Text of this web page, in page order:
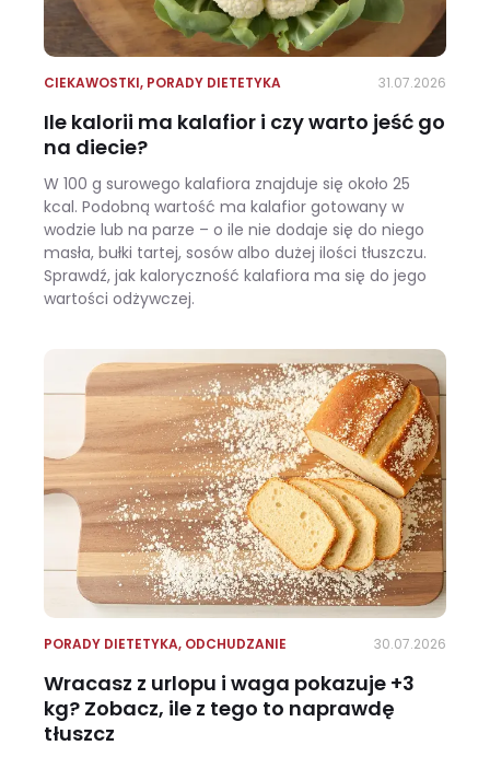
CIEKAWOSTKI, PORADY DIETETYKA 31.07.2026
Ile kalorii ma kalafior i czy warto jeść go
na diecie?
W 100 g surowego kalafiora znajduje się około 25
kcal. Podobną wartość ma kalafior gotowany w
wodzie lub na parze – o ile nie dodaje się do niego
masła, bułki tartej, sosów albo dużej ilości tłuszczu.
Sprawdź, jak kaloryczność kalafiora ma się do jego
wartości odżywczej.
PORADY DIETETYKA, ODCHUDZANIE 30.07.2026
Wracasz z urlopu i waga pokazuje +3
kg? Zobacz, ile z tego to naprawdę
tłuszcz